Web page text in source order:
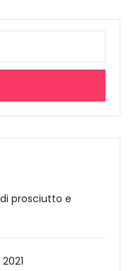
prosciutto e